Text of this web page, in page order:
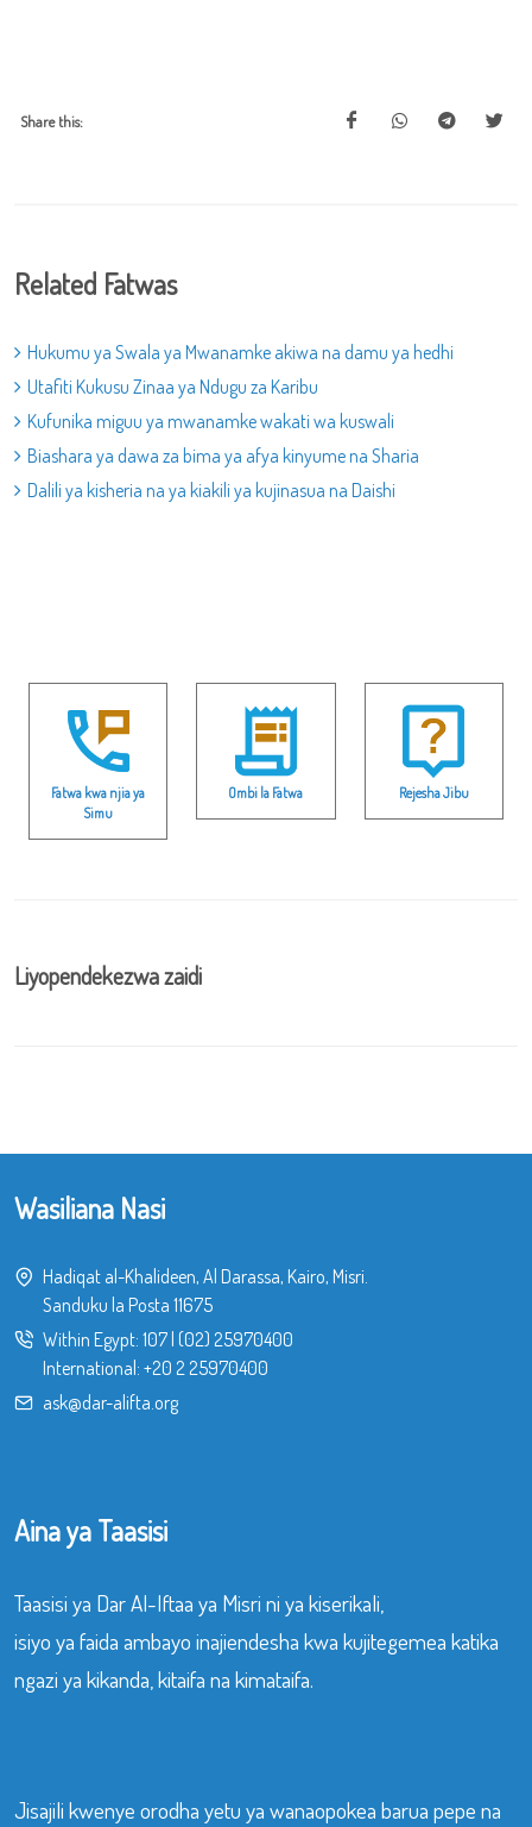
Share this:
Related Fatwas
Hukumu ya Swala ya Mwanamke akiwa na damu ya hedhi
Utafiti Kukusu Zinaa ya Ndugu za Karibu
Kufunika miguu ya mwanamke wakati wa kuswali
Biashara ya dawa za bima ya afya kinyume na Sharia
Dalili ya kisheria na ya kiakili ya kujinasua na Daishi
Fatwa kwa njia ya
Simu
Ombi la Fatwa Rejesha Jibu
Liyopendekezwa zaidi
Wasiliana Nasi
Hadiqat al-Khalideen, Al Darassa, Kairo, Misri.
Sanduku la Posta 11675
Within Egypt: 107| (02) 25970400
International: +20 2 25970400
ask@dar-alifta.org
Aina ya Taasisi
Taasisi ya Dar Al-Iftaa ya Misri ni ya kiserikali,
isiyo ya faida ambayo inajiendesha kwa kujitegemea katika
ngazi ya kikanda, kitaifa na kimataifa.
Jisajili kwenye orodha yetu ya wanaopokea barua pepe na